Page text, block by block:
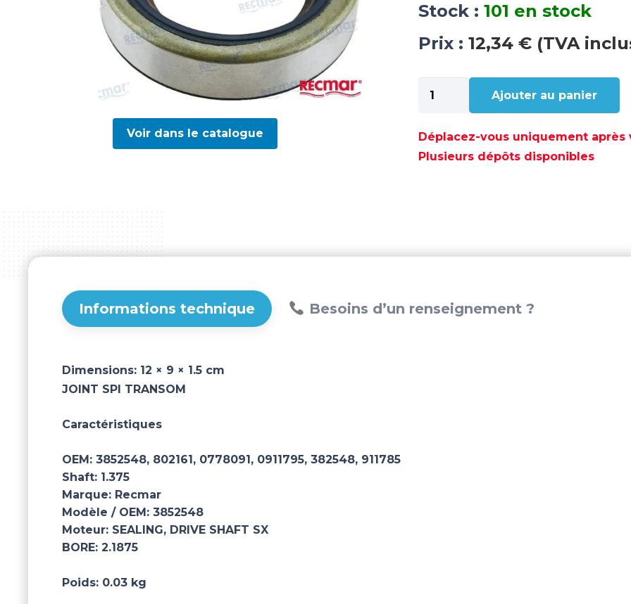
Voir dans le catalogue
Stock : 101 en stock
Prix : 12,34 € (TVA
quantité
de
SPI
TRANSOM
Ajouter au panier
Déplacez-vous uniquement
Plusieurs dépôts disponibles
Informations technique Besoins d’un renseignement ?
Dimensions: 12 × 9 × 1.5 cm
JOINT SPI TRANSOM
Caractéristiques
OEM: 3852548, 802161, 0778091, 0911795, 382548, 911785
Shaft: 1.375
Marque: Recmar
Modèle / OEM: 3852548
Moteur: SEALING, DRIVE SHAFT SX
BORE: 2.1875
Poids: 0.03 kg